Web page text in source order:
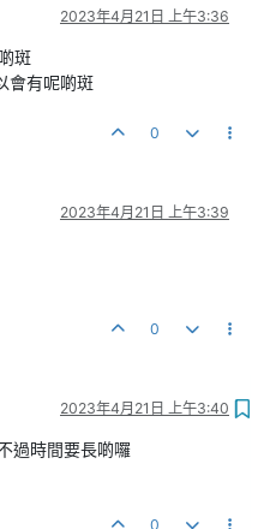
2023年4月21日 上午3:36
斑
會有呢啲斑
0
2023年4月21日 上午3:39
0
2023年4月21日 上午3:40
過時間要長啲囉
0